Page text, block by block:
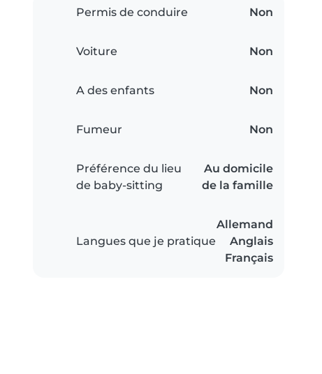
Permis de conduire Non
Voiture Non
A des enfants Non
Fumeur Non
Préférence du lieu
de baby-sitting
Au domicile
de la famille
Langues que je pratique
Allemand
Anglais
Français